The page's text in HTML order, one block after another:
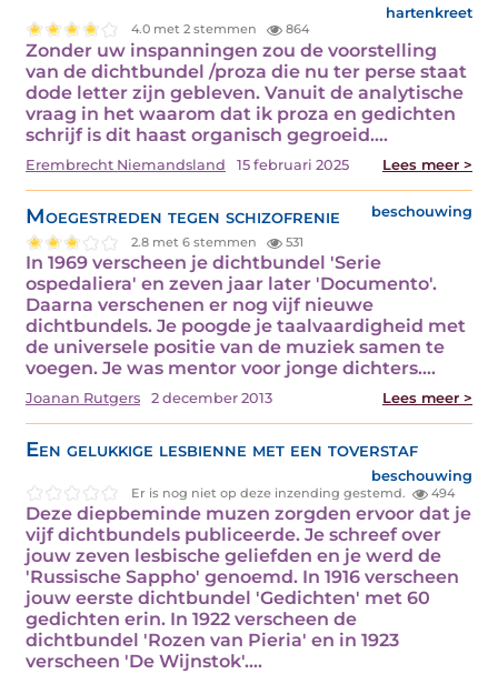
hartenkreet
4.0 met 2 stemmen 864
Zonder uw inspanningen zou de voorstelling
van de dichtbundel /proza die nu ter perse staat
dode letter zijn gebleven. Vanuit de analytische
vraag in het waarom dat ik proza en gedichten
schrijf is dit haast organisch gegroeid.…
Erembrecht Niemandsland 15 februari 2025 Lees meer >
Moegestreden tegen schizofrenie beschouwing
2.8 met 6 stemmen 531
In 1969 verscheen je dichtbundel 'Serie
ospedaliera' en zeven jaar later 'Documento'.
Daarna verschenen er nog vijf nieuwe
dichtbundels. Je poogde je taalvaardigheid met
de universele positie van de muziek samen te
voegen. Je was mentor voor jonge dichters.…
Joanan Rutgers 2 december 2013 Lees meer >
Een gelukkige lesbienne met een toverstaf
beschouwing
Er is nog niet op deze inzending gestemd. 494
Deze diepbeminde muzen zorgden ervoor dat je
vijf dichtbundels publiceerde. Je schreef over
jouw zeven lesbische geliefden en je werd de
'Russische Sappho' genoemd. In 1916 verscheen
jouw eerste dichtbundel 'Gedichten' met 60
gedichten erin. In 1922 verscheen de
dichtbundel 'Rozen van Pieria' en in 1923
verscheen 'De Wijnstok'.…